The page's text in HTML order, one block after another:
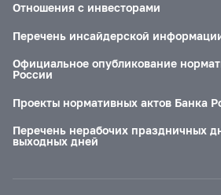
Отношения с инвесторами
Перечень инсайдерской
Официальное опубликование
России
Проекты нормативных актов Банка
Перечень нерабочих праздничных
выходных дней